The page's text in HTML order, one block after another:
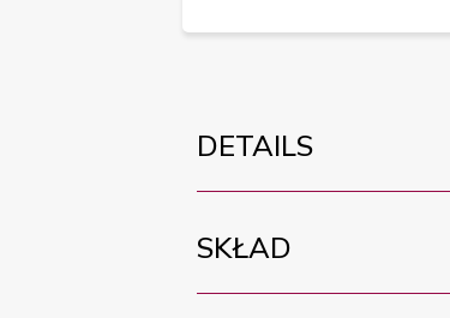
DETAILS
SKŁAD